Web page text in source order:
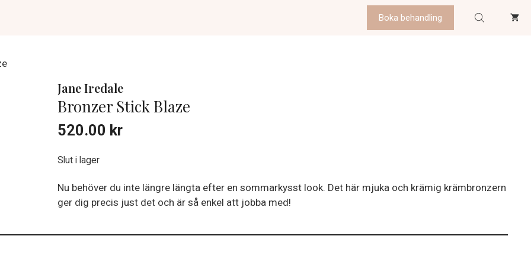
Boka behandling
Jane Iredale
Bronzer Stick Blaze
520.00 kr
Slut i lager
Nu behöver du inte längre längta efter en sommarkysst look. Det här mjuka och krämig krämbronzern
ger dig precis just det och är så enkel att jobba med!